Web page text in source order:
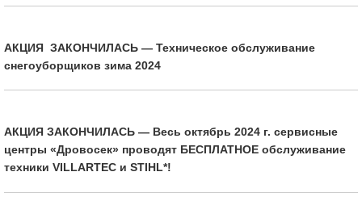
АКЦИЯ ЗАКОНЧИЛАСЬ — Техническое обслуживание
снегоуборщиков зима 2024
АКЦИЯ ЗАКОНЧИЛАСЬ — Весь октябрь 2024 г. сервисные
центры «Дровосек» проводят БЕСПЛАТНОЕ обслуживание
техники VILLARTEC и STIHL*!